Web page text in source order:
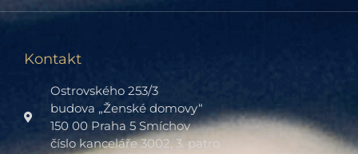
Kontakt
Ostrovského 253/3
budova „Ženské domovy“
150 00 Praha 5 Smíchov
číslo kanceláře 3002, 3. patro